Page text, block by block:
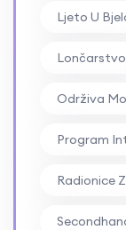
Ljeto U
Lončarstvo
Održiva
Program
Radionice